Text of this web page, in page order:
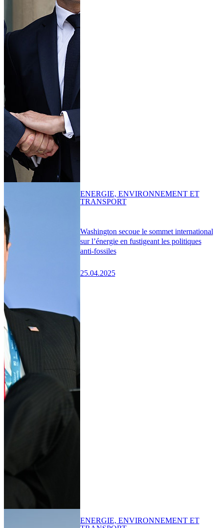
Washington secoue le sommet international
sur l’énergie en fustigeant les politiques
anti-fossiles
25.04.2025
ENERGIE, ENVIRONNEMENT ET
TRANSPORT
ENERGIE, ENVIRONNEMENT ET